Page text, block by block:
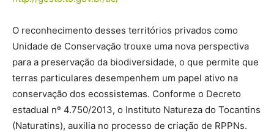
O reconhecimento desses territórios privados como
Unidade de Conservação trouxe uma nova perspectiva
para a preservação da biodiversidade, o que permite que
terras particulares desempenhem um papel ativo na
conservação dos ecossistemas. Conforme o Decreto
estadual nº 4.750/2013, o Instituto Natureza do Tocantins
(Naturatins), auxilia no processo de criação de RPPNs.